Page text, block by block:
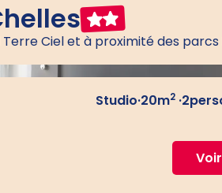
Ciel et à proximité des parcs
Studio·20m2·2